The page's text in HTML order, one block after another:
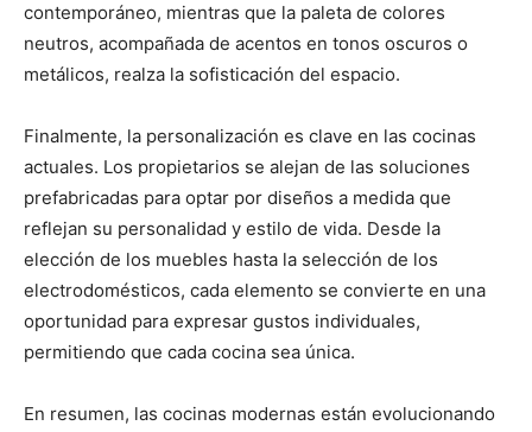
contemporáneo, mientras que la paleta de colores
neutros, acompañada de acentos en tonos oscuros o
metálicos, realza la sofisticación del espacio.
Finalmente, la personalización es clave en las cocinas
actuales. Los propietarios se alejan de las soluciones
prefabricadas para optar por diseños a medida que
reflejan su personalidad y estilo de vida. Desde la
elección de los muebles hasta la selección de los
electrodomésticos, cada elemento se convierte en una
oportunidad para expresar gustos individuales,
permitiendo que cada cocina sea única.
En resumen, las cocinas modernas están evolucionando